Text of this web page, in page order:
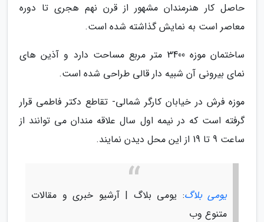
حاصل کار هنرمندان مشهور از قرن نهم هجری تا دوره
معاصر است به نمایش گذاشته شده است.
ساختمان موزه 3400 متر مربع مساحت دارد و آذین های
نمای بیرونی آن شبیه دار قالی طراحی شده است.
موزه فرش در خیابان کارگر شمالی- تقاطع دکتر فاطمی قرار
گرفته است که در نیمه اول سال علاقه مندان می توانند از
ساعت 9 تا 19 از این محل دیدن نمایند.
یومی بلاگ: یومی بلاگ | آرشیو خبری و مقالات
متنوع وب